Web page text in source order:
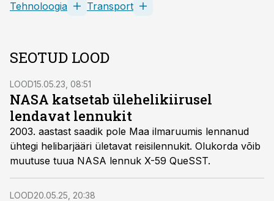
Tehnoloogia Transport
SEOTUD LOOD
LOOD15.05.23, 08:51
NASA katsetab ülehelikiirusel
lendavat lennukit
2003. aastast saadik pole Maa ilmaruumis lennanud
ühtegi helibarjääri ületavat reisilennukit. Olukorda võib
muutuse tuua NASA lennuk X-59 QueSST.
LOOD20.05.25, 20:38